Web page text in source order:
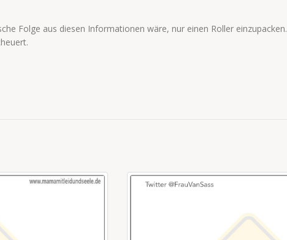
Folge aus diesen Informationen wäre, nur einen Roller einzupacken.